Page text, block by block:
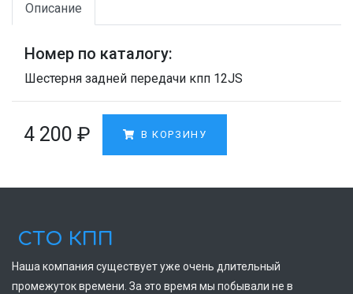
Описание
Номер по каталогу:
Шестерня задней передачи кпп 12JS
4 200 ₽ В КОРЗИНУ
СТО КПП
Наша компания существует уже очень длительный
промежуток времени. За это время мы побывали не в